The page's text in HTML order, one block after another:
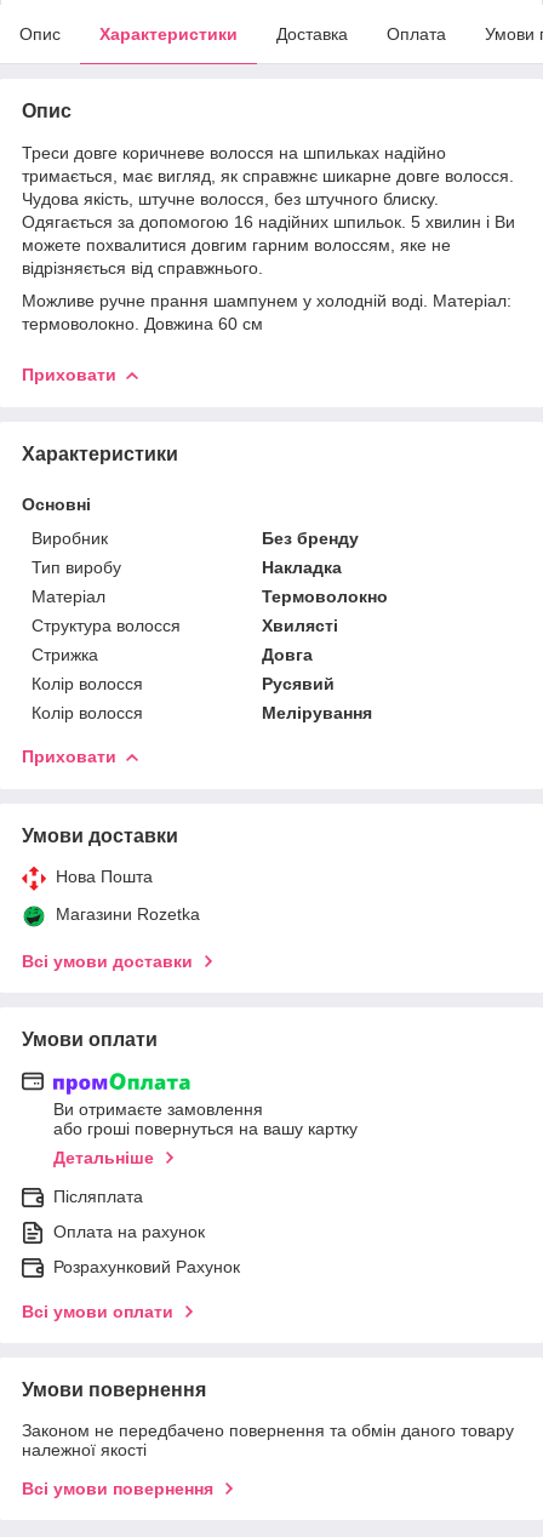
Опис Характеристики Доставка Оплата Умови
Опис
Треси довге коричневе волосся на шпильках надійно
тримається, має вигляд, як справжнє шикарне довге волосся.
Чудова якість, штучне волосся, без штучного блиску.
Одягається за допомогою 16 надійних шпильок. 5 хвилин і Ви
можете похвалитися довгим гарним волоссям, яке не
відрізняється від справжнього.
Можливе ручне прання шампунем у холодній воді. Матеріал:
термоволокно. Довжина 60 см
Приховати
Характеристики
Основні
Виробник
Без бренду
Тип виробу
Накладка
Матеріал
Термоволокно
Структура волосся
Хвилясті
Стрижка
Довга
Колір волосся
Русявий
Колір волосся
Мелірування
Приховати
Умови доставки
Нова Пошта
Магазини Rozetka
Всі умови доставки
Умови оплати
Ви отримаєте замовлення
або гроші повернуться на вашу картку
Детальніше
Післяплата
Оплата на рахунок
Розрахунковий Рахунок
Всі умови оплати
Умови повернення
Законом не передбачено повернення та обмін даного товару
належної якості
Всі умови повернення